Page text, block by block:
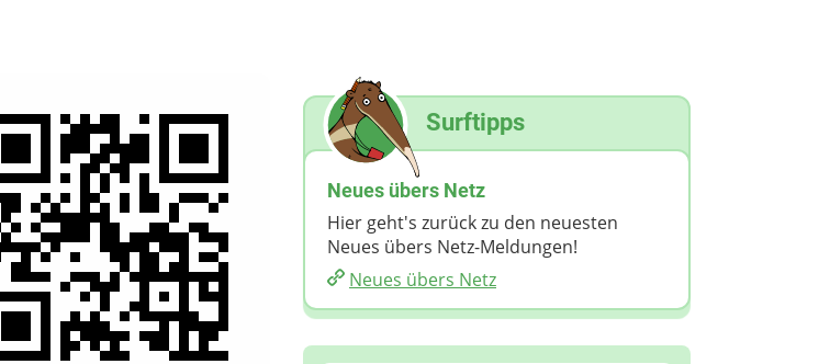
Surftipps
Neues übers Netz
Hier geht's zurück zu den neuesten
Neues übers Netz-Meldungen!
Neues übers Netz